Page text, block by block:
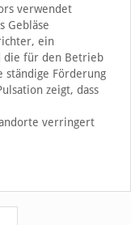
verwendet
Gebläse
ein
die für den Betrieb
Förderung
zeigt, dass
verringert